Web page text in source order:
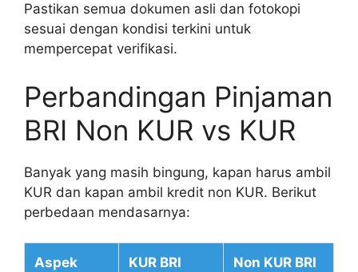
Pastikan semua dokumen asli dan fotokopi
sesuai dengan kondisi terkini untuk
mempercepat verifikasi.
Perbandingan Pinjaman
BRI Non KUR vs KUR
Banyak yang masih bingung, kapan harus ambil
KUR dan kapan ambil kredit non KUR. Berikut
perbedaan mendasarnya:
Aspek KUR BRI Non KUR BRI